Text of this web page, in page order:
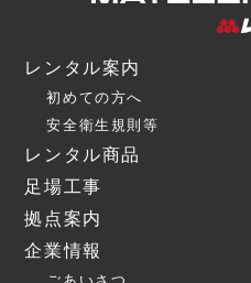
レンタル案内
初めての方へ
安全衛生規則等
レンタル商品
足場工事
拠点案内
企業情報